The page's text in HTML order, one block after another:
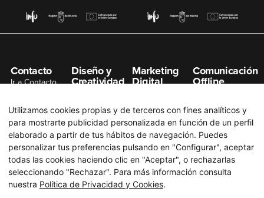
Contacto
Ir a Contacto
Diseño y
Creatividad
Redes Sociales
Diseño de
Páginas Web
Diseño Gráfico
Branding
Producción
Audiovisual
Marketing
Digital
SEO
Posicionamiento
SEM
Campaña Redes
Sociales
Email Marketing
Campañas de
Comunicación
Offline
Eventos
Publicidad en
Prensa
Publicidad en
Radio
Publicidad en
Utilizamos cookies propias y de terceros con fines analíticos y
para mostrarte publicidad personalizada en función de un perfil
elaborado a partir de tus hábitos de navegación. Puedes
personalizar tus preferencias pulsando en "Configurar", aceptar
todas las cookies haciendo clic en "Aceptar", o rechazarlas
seleccionando "Rechazar". Para más información consulta
nuestra Política de Privacidad y Cookies.